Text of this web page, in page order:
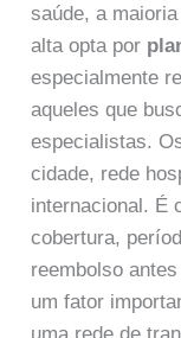
saúde, a
alta opta por
especialmente
aqueles que
especialistas.
cidade, rede
internacional. É
cobertura,
reembolso
um fator